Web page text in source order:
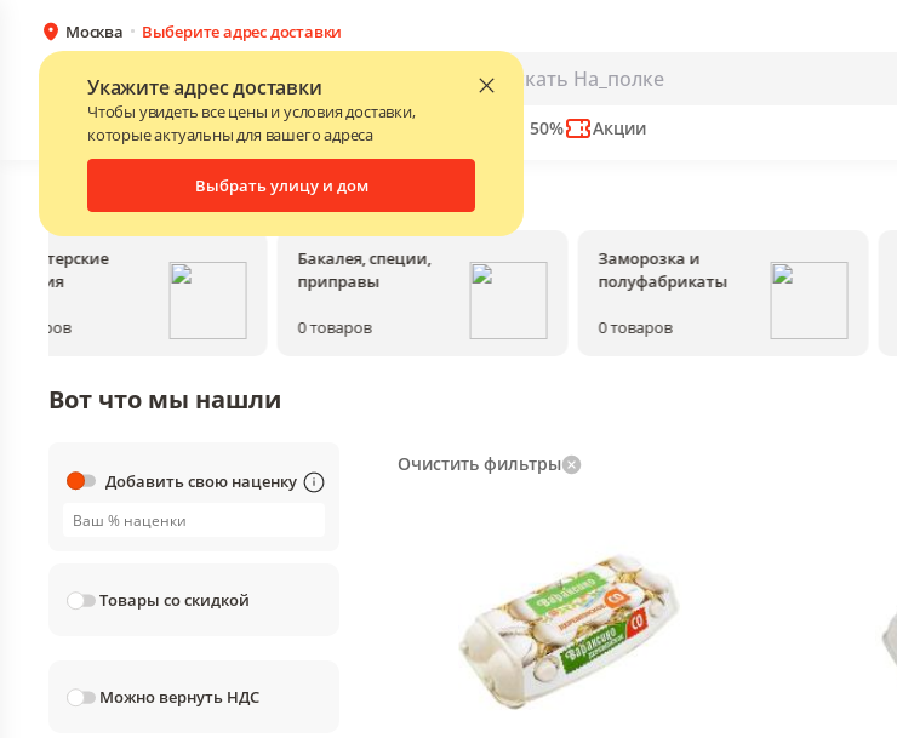
Москва Выберите адрес доставки
Укажите адрес доставки
Чтобы увидеть все цены и условия доставки,
которые актуальны для вашего адреса
Выбрать улицу и дом
Каталог
БрендыПрайс-листы поставщиков Скидки до 50% Акции
Каталог
товаров
Бакалея, специи,
приправы
0товаров
Заморозка и
полуфабрикаты
0товаров
Вот что мы нашли
Добавить свою наценку
Товары со скидкой
Можно вернуть НДС
Очистить фильтры